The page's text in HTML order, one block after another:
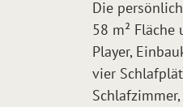
Die
58 m² Fläche
Player,
vier